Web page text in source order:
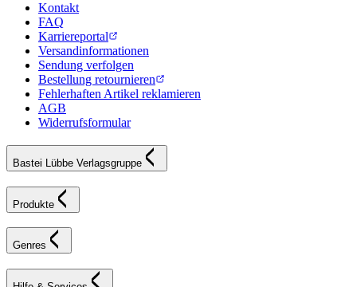
Kontakt
FAQ
Karriereportal
Versandinformationen
Sendung verfolgen
Bestellung retournieren
Fehlerhaften Artikel reklamieren
AGB
Widerrufsformular
Bastei Lübbe Verlagsgruppe
Produkte
Genres